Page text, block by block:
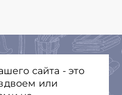
сайта - это
или